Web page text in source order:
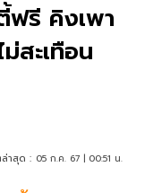
รี คิงเพา
สะเทือน
าสุด : 05 ก.ค. 67 | 00:51 น.